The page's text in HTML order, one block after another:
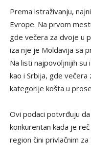
Prema istraživanju,
Evrope. Na prvom
gde večera za dvoje u
iza nje je Moldavija sa
Na listi najpovoljnijih
kao i Srbija, gde
kategorije košta u
Ovi podaci potvrđuju
konkurentan kada je
region čini privlačnim